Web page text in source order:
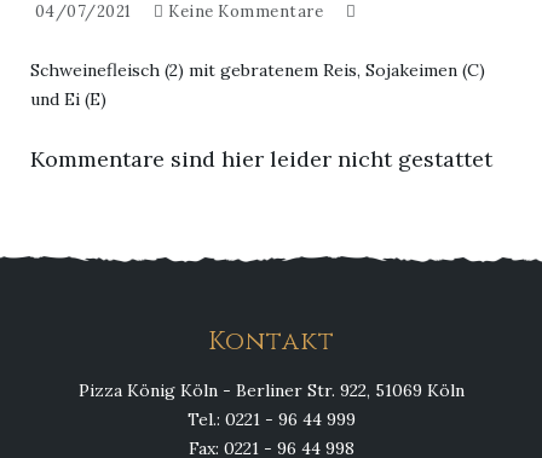
04/07/2021 Keine Kommentare
Schweinefleisch (2) mit gebratenem Reis, Sojakeimen (C)
und Ei (E)
Kommentare sind hier leider nicht gestattet
Kontakt
Pizza König Köln - Berliner Str. 922, 51069 Köln
Tel.: 0221 - 96 44 999
Fax: 0221 - 96 44 998